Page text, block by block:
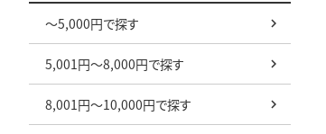
～5,000円で探す
5,001円～8,000円で探す
8,001円～10,000円で探す